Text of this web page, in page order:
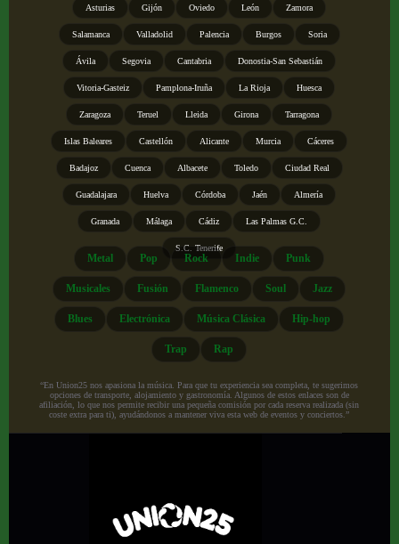
Asturias Gijón Oviedo León Zamora
Salamanca Valladolid Palencia Burgos Soria
Ávila Segovia Cantabria Donostia-San Sebastián
Vitoria-Gasteiz Pamplona-Iruña La Rioja Huesca
Zaragoza Teruel Lleida Girona Tarragona
Islas Baleares Castellón Alicante Murcia Cáceres
Badajoz Cuenca Albacete Toledo Ciudad Real
Guadalajara Huelva Córdoba Jaén Almería
Granada Málaga Cádiz Las Palmas G.C.
S.C. Tenerife
Metal Pop Rock Indie Punk
Musicales Fusión Flamenco Soul Jazz
Blues Electrónica Música Clásica Hip-hop
Trap Rap
“En Union25 nos apasiona la música. Para que tu experiencia sea completa, te sugerimos
opciones de transporte, alojamiento y gastronomía. Algunos de estos enlaces son de
afiliación, lo que nos permite recibir una pequeña comisión por cada reserva realizada (sin
coste extra para ti), ayudándonos a mantener viva esta web de eventos y conciertos.”